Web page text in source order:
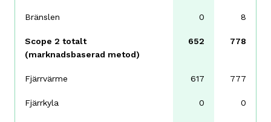
Bränslen 0 8
Scope 2 totalt
(marknadsbaserad metod)
652 778
Fjärrvärme 617 777
Fjärrkyla 0 0